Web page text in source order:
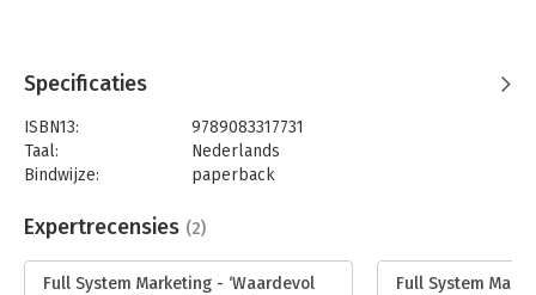
Specificaties
ISBN13:
9789083317731
Taal:
Nederlands
Bindwijze:
paperback
Uitgever:
Red Panda Works
Verschijningsdatum:
Expertrecensies (2)
Full System Marketing - ‘Waardevol
Full System